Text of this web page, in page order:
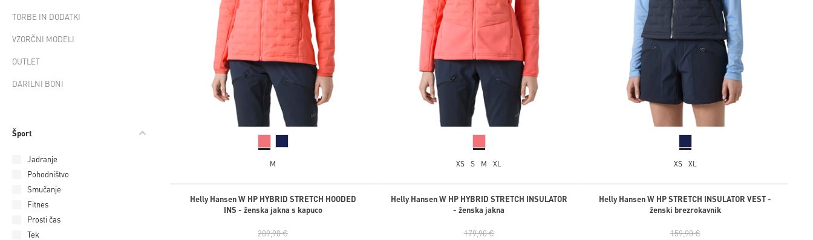
TORBE IN DODATKI
VZORČNI MODELI
OUTLET
DARILNI BONI
Šport
Jadranje
Pohodništvo
Smučanje
Fitnes
Prosti čas
Tek
M
Helly Hansen W HP HYBRID STRETCH HOODED
INS - ženska jakna s kapuco
209,90 €
XS S M XL
Helly Hansen W HP HYBRID STRETCH INSULATOR
- ženska jakna
179,90 €
XS XL
Helly Hansen W HP STRETCH INSULATOR VEST -
ženski brezrokavnik
159,90 €